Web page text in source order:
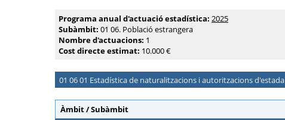
Programa anual d'actuació estadística: 2025
Subàmbit: 01 06. Població estrangera
Nombre d'actuacions: 1
Cost directe estimat: 10.000 €
01 06 01 Estadística de naturalitzacions i autoritzacions d'estada
Àmbit / Subàmbit